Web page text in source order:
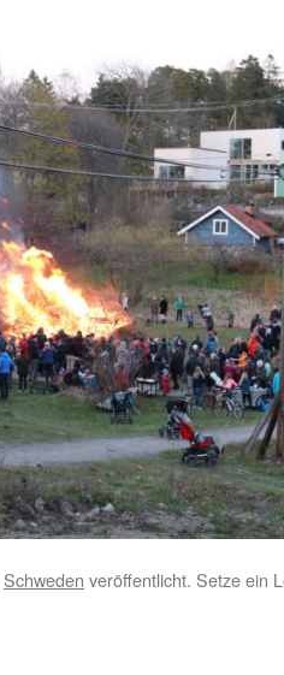
Schweden veröffentlicht. Setze ein